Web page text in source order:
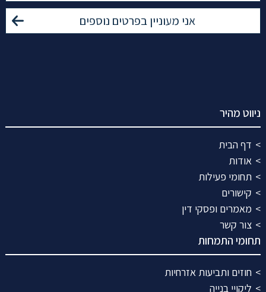
ניווט מהיר
דף הבית
אודות
תחומי פעילות
קישורים
מאמרים ופסקי דין
צור קשר
תחומי התמחות
חוזים ותביעות אזרחיות
ליקויי בנייה